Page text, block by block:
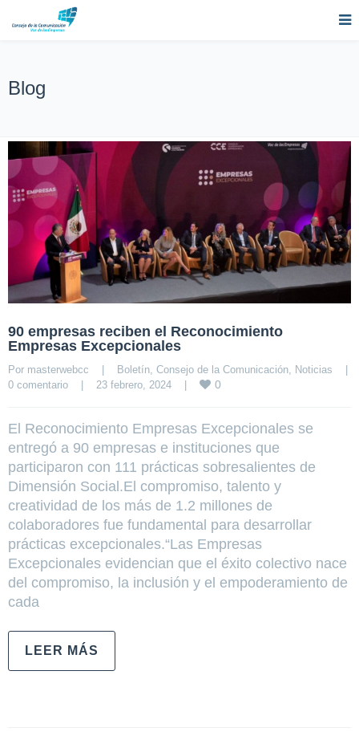
Blog
90 empresas reciben el Reconocimiento
Empresas Excepcionales
Por masterwebcc | Boletín Consejo de la Comunicación Noticias
|
0 comentario
| 23 febrero, 2024 | 0
El Reconocimiento Empresas Excepcionales se
entregó a 90 empresas e instituciones que
participaron con 111 prácticas sobresalientes de
Dimensión Social.El compromiso, talento y
creatividad de los más de 1.2 millones de
colaboradores fue fundamental para desarrollar
prácticas excepcionales.“Las Empresas
Excepcionales evidencian que el éxito colectivo nace
del compromiso, la inclusión y el empoderamiento de
cada
LEER MÁS